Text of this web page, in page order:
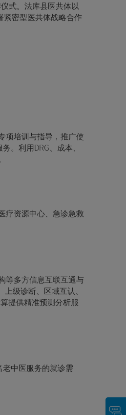
式。法库县医共体以
紧密型医共体战略合作
项培训与指导，推广使
。利用DRG、成本、
疗资源中心、急诊急救
等多方信息互联互通与
级诊断、区域互认、
提供精准预测分析服
老中医服务的就诊需